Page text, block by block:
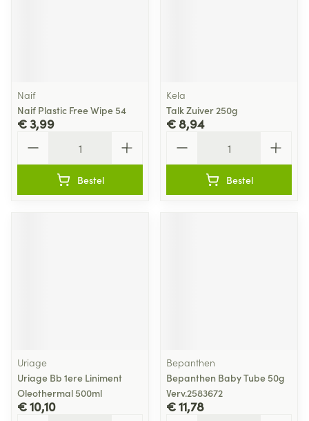
Naif
Naif Plastic Free Wipe 54
€ 3,99
Bestel
Kela
Talk Zuiver 250g
€ 8,94
Bestel
Uriage
Uriage Bb 1ere Liniment
Oleothermal 500ml
€ 10,10
Bepanthen
Bepanthen Baby Tube 50g
Verv.2583672
€ 11,78